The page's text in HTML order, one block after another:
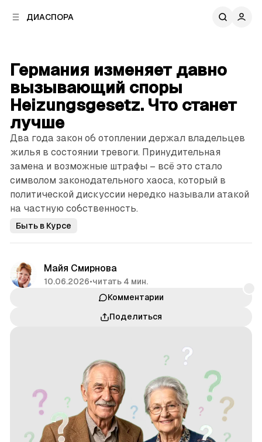
ДИАСПОРА
Германия изменяет давно
вызывающий споры
Heizungsgesetz. Что станет
лучше
Два года закон об отоплении держал владельцев
жилья в состоянии тревоги. Принудительная
замена и возможные штрафы – всё это стало
символом законодательного хаоса, который в
политической дискуссии нередко называли атакой
на частную собственность.
Быть в Курсе
Майя Смирнова
10.06.2026•читать 4 мин.
Комментарии
Поделиться